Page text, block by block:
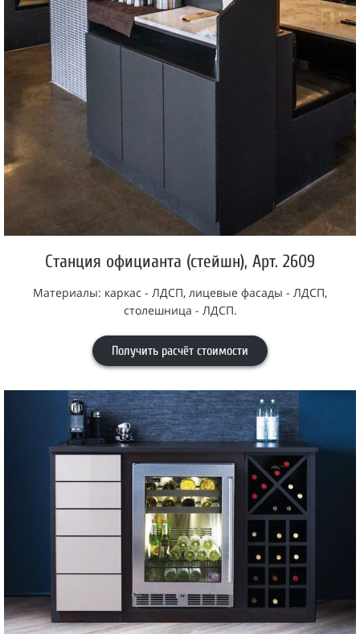
Станция официанта (стейшн), Арт. 2609
Материалы: каркас - ЛДСП, лицевые фасады - ЛДСП,
столешница - ЛДСП.
Получить расчёт стоимости